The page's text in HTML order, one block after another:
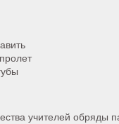
учителей обряды